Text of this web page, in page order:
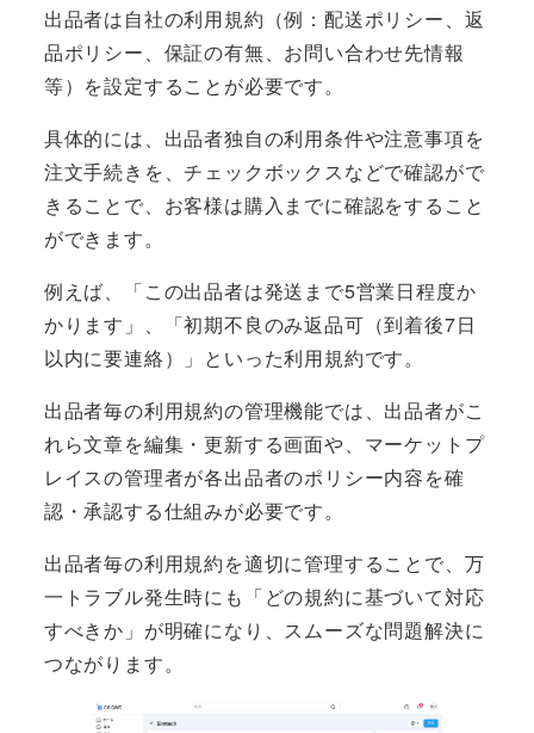
出品者は自社の利用規約（例：配送ポリシー、返
品ポリシー、保証の有無、お問い合わせ先情報
等）を設定することが必要です。
具体的には、出品者独自の利用条件や注意事項を
注文手続きを、チェックボックスなどで確認がで
きることで、お客様は購入までに確認をすること
ができます。
例えば、「この出品者は発送まで5営業日程度か
かります」、「初期不良のみ返品可（到着後7日
以内に要連絡）」といった利用規約です。
出品者毎の利用規約の管理機能では、出品者がこ
れら文章を編集・更新する画面や、マーケットプ
レイスの管理者が各出品者のポリシー内容を確
認・承認する仕組みが必要です。
出品者毎の利用規約を適切に管理することで、万
一トラブル発生時にも「どの規約に基づいて対応
すべきか」が明確になり、スムーズな問題解決に
つながります。